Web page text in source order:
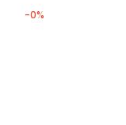
-0%